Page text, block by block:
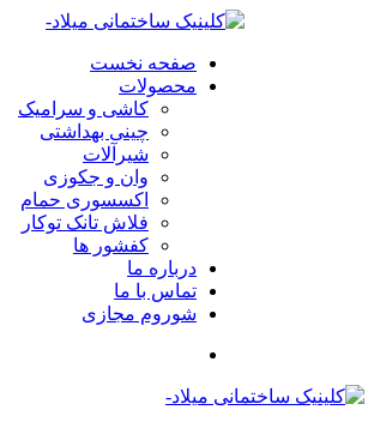
صفحه نخست
محصولات
کاشی و سرامیک
چینی بهداشتی
شیرآلات
وان و جکوزی
اکسسوری حمام
فلاش تانک توکار
کفشور ها
درباره ما
تماس با ما
شوروم مجازی